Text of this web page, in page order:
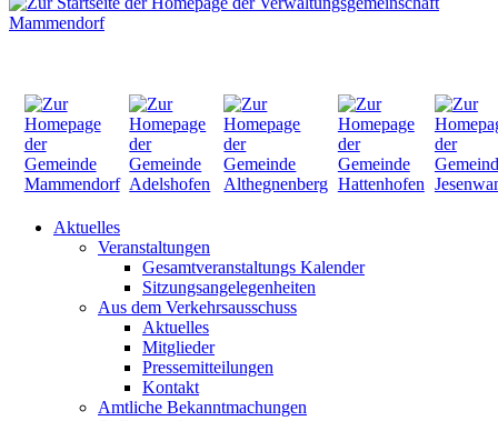
Aktuelles
Veranstaltungen
Gesamtveranstaltungs Kalender
Sitzungsangelegenheiten
Aus dem Verkehrsausschuss
Aktuelles
Mitglieder
Pressemitteilungen
Kontakt
Amtliche Bekanntmachungen